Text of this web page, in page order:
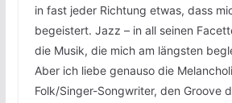
in fast jeder Richtung etwas, dass
begeistert. Jazz – in all seinen
die Musik, die mich am längsten
Aber ich liebe genauso die
Folk/Singer-Songwriter, den Groove